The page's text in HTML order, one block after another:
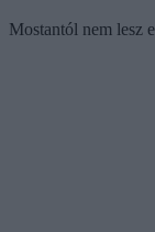
Mostantól nem lesz